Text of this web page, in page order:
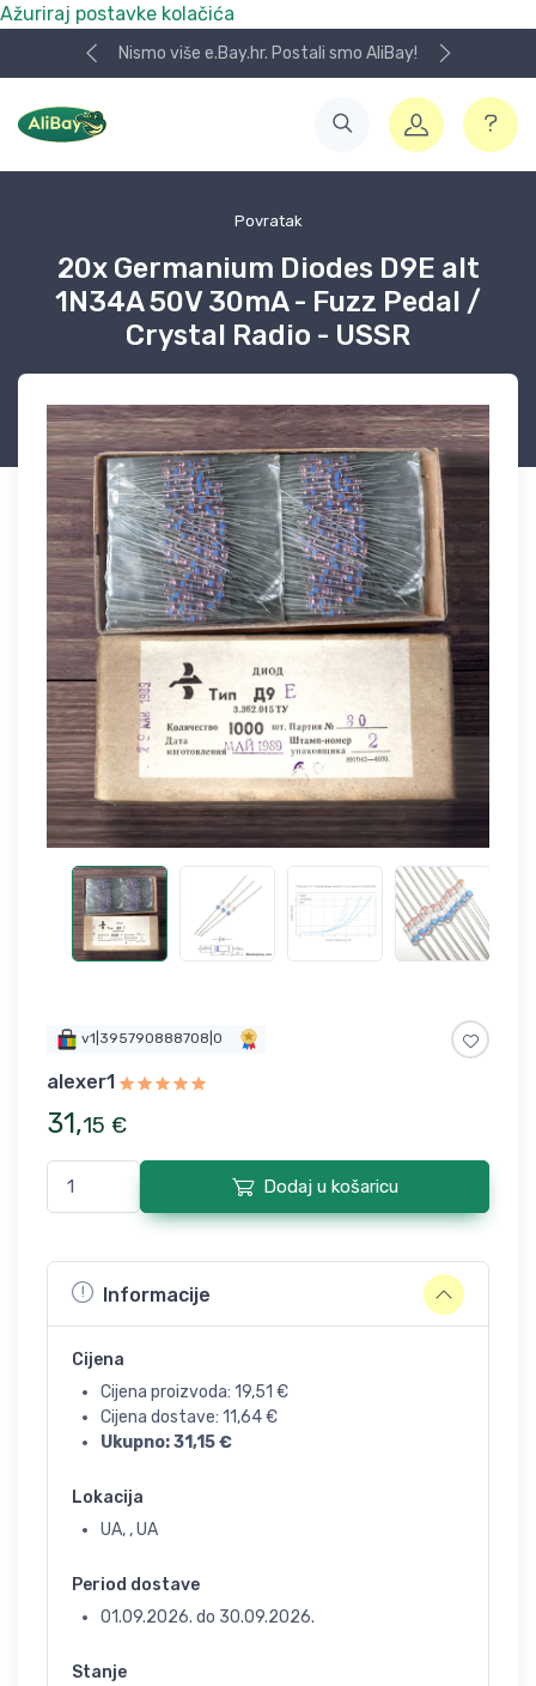
Ažuriraj postavke kolačića
Nismo više e.Bay.hr. Postali smo AliBay!
Povratak
20x Germanium Diodes D9E alt
1N34A 50V 30mA - Fuzz Pedal /
Crystal Radio - USSR
v1|395790888708|0
alexer1
31,15 €
Dodaj u košaricu
Informacije
Cijena
Cijena proizvoda: 19,51 €
Cijena dostave: 11,64€
Ukupno:31,15€
Lokacija
UA, , UA
Period dostave
01.09.2026. do 30.09.2026.
Stanje